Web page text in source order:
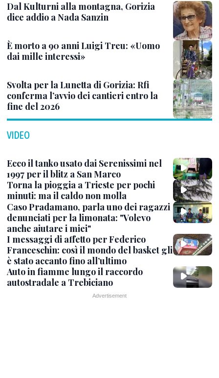
Dal Kulturni alla montagna, Gorizia
dice addio a Nada Sanzin
È morto a 90 anni Luigi Treu: «Uomo
dai mille interessi»
Svolta per la Lunetta di Gorizia: Rfi
conferma l’avvio dei cantieri entro la
fine del 2026
VIDEO
Ecco il tanko usato dai Serenissimi nel
1997 per il blitz a San Marco
Torna la pioggia a Trieste per pochi
minuti: ma il caldo non molla
Caso Pradamano, parla uno dei ragazzi
denunciati per la limonata: "Volevo
anche aiutare i miei"
I messaggi di affetto per Federico
Franceschin: così il mondo del basket gli
è stato accanto fino all’ultimo
Auto in fiamme lungo il raccordo
autostradale a Trebiciano